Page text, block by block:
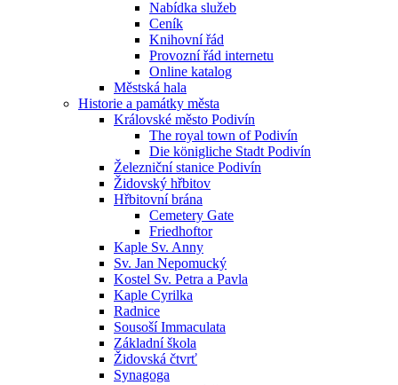
Nabídka služeb
Ceník
Knihovní řád
Provozní řád internetu
Online katalog
Městská hala
Historie a památky města
Královské město Podivín
The royal town of Podivín
Die königliche Stadt Podivín
Železniční stanice Podivín
Židovský hřbitov
Hřbitovní brána
Cemetery Gate
Friedhoftor
Kaple Sv. Anny
Sv. Jan Nepomucký
Kostel Sv. Petra a Pavla
Kaple Cyrilka
Radnice
Sousoší Immaculata
Základní škola
Židovská čtvrť
Synagoga